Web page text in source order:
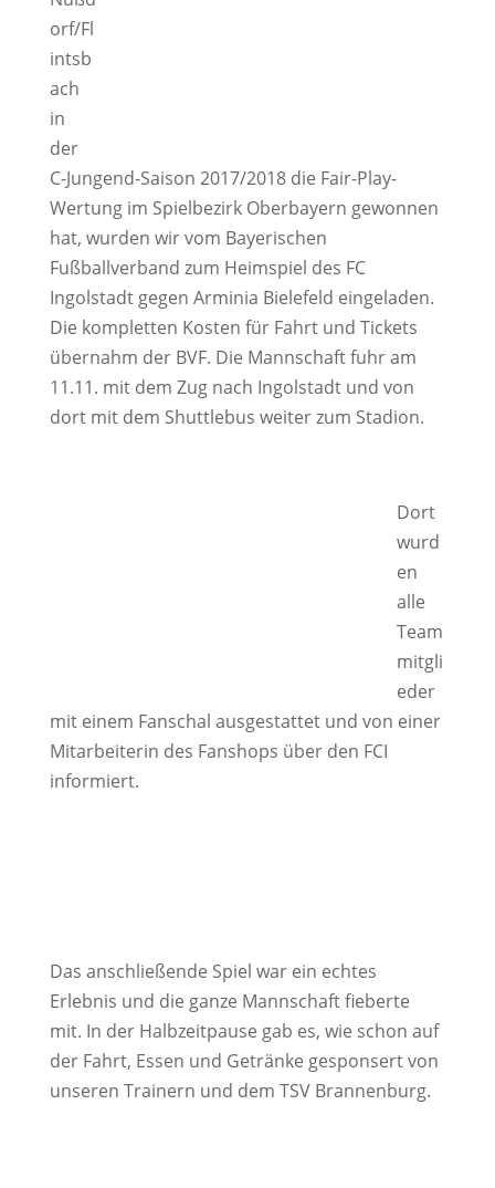
orf/Fl
intsb
ach
in
der
C-Jungend-Saison 2017/2018 die Fair-Play-
Wertung im Spielbezirk Oberbayern gewonnen
hat, wurden wir vom Bayerischen
Fußballverband zum Heimspiel des FC
Ingolstadt gegen Arminia Bielefeld eingeladen.
Die kompletten Kosten für Fahrt und Tickets
übernahm der BVF. Die Mannschaft fuhr am
11.11. mit dem Zug nach Ingolstadt und von
dort mit dem Shuttlebus weiter zum Stadion.
Dort
wurd
en
alle
Team
mitgli
eder
mit einem Fanschal ausgestattet und von einer
Mitarbeiterin des Fanshops über den FCI
informiert.
Das anschließende Spiel war ein echtes
Erlebnis und die ganze Mannschaft fieberte
mit. In der Halbzeitpause gab es, wie schon auf
der Fahrt, Essen und Getränke gesponsert von
unseren Trainern und dem TSV Brannenburg.